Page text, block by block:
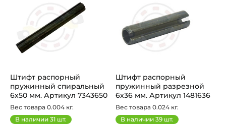
Штифт распорный
пружинный cпиральный
6х50 мм. Артикул 7343650
(Kramp)
Вес товара 0.004 кг.
В наличии 31 шт.
Штифт распорный
пружинный разрезной
6х36 мм. Артикул 1481636
(Kramp)
Вес товара 0.024 кг.
В наличии 39 шт.